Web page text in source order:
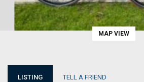
MAP VIEW
LISTING TELL A FRIEND